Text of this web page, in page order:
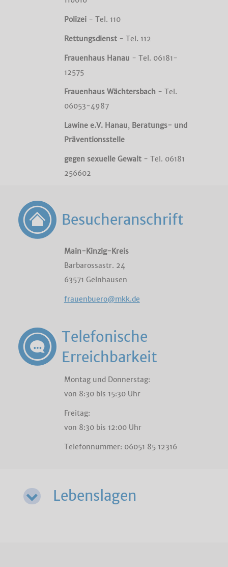
Polizei - Tel. 110
Rettungsdienst - Tel. 112
Frauenhaus Hanau - Tel. 06181-
12575
Frauenhaus Wächtersbach - Tel.
06053-4987
Lawine e.V. Hanau, Beratungs- und
Präventionsstelle
gegen sexuelle Gewalt- Tel. 06181
256602
Besucheranschrift
Main-Kinzig-Kreis
Barbarossastr. 24
63571 Gelnhausen
frauenbuero@mkk.de
Telefonische
Erreichbarkeit
Montag und Donnerstag:
von 8:30 bis 15:30 Uhr
Freitag:
von 8:30 bis 12:00 Uhr
Telefonnummer: 06051 85 12316
Lebenslagen